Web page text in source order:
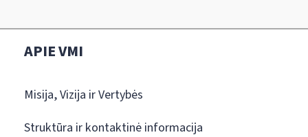
APIE VMI
Misija, Vizija ir Vertybės
Struktūra ir kontaktinė informacija